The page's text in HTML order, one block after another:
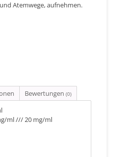
Atemwege, aufnehmen.
Bewertungen (0)
ml /// 20 mg/ml